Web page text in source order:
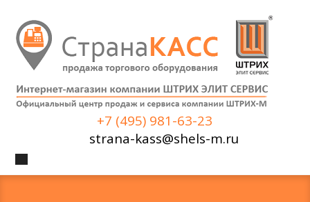
+7 (495) 981-63-23
strana-kass@shels-m.ru